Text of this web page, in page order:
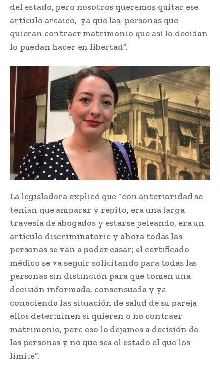
del estado, pero nosotros queremos quitar ese
artículo arcaico, ya que las personas que
quieran contraer matrimonio que así lo decidan
lo puedan hacer en libertad”.
La legisladora explicó que “con anterioridad se
tenían que amparar y repito, era una larga
travesía de abogados y estarse peleando, era un
artículo discriminatorio y ahora todas las
personas se van a poder casar; el certificado
médico se va seguir solicitando para todas las
personas sin distinción para que tomen una
decisión informada, consensuada y ya
conociendo las situación de salud de su pareja
ellos determinen si quieren o no contraer
matrimonio, pero eso lo dejamos a decisión de
las personas y no que sea el estado el que los
limite”.